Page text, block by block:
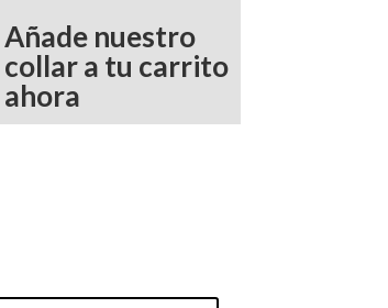
Añade nuestro
collar a tu carrito
ahora